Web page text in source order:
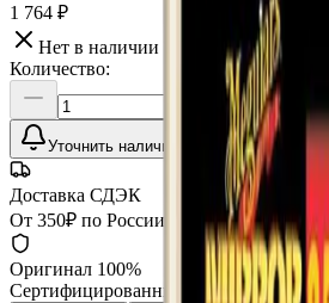
1 764 ₽
Нет в наличии
Количество:
Уточнить наличие
Доставка СДЭК
От 350₽ по России
Оригинал 100%
Сертифицированный товар